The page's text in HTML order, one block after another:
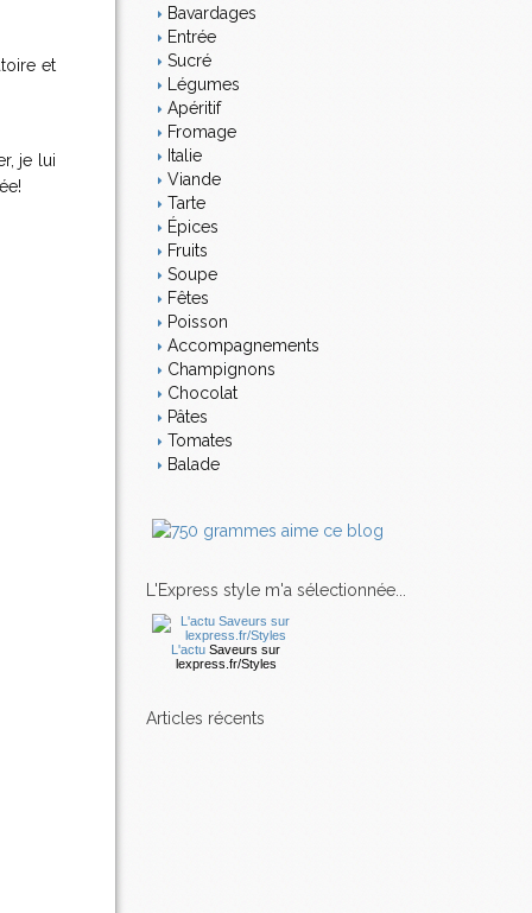
et
je lui
Bavardages
Entrée
Sucré
Légumes
Apéritif
Fromage
Italie
Viande
Tarte
Épices
Fruits
Soupe
Fêtes
Poisson
Accompagnements
Champignons
Chocolat
Pâtes
Tomates
Balade
L'Express style m'a sélectionnée...
L'actu Saveurs sur
lexpress.fr/Styles
articles récents